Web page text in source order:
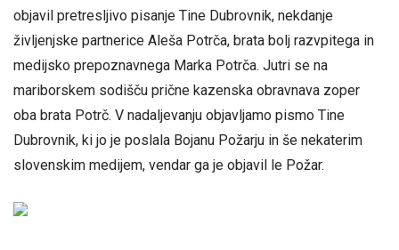
objavil pretresljivo pisanje Tine Dubrovnik, nekdanje
življenjske partnerice Aleša Potrča, brata bolj razvpitega in
medijsko prepoznavnega Marka Potrča. Jutri se na
mariborskem sodišču prične kazenska obravnava zoper
oba brata Potrč. V nadaljevanju objavljamo pismo Tine
Dubrovnik, ki jo je poslala Bojanu Požarju in še nekaterim
slovenskim medijem, vendar ga je objavil le Požar.